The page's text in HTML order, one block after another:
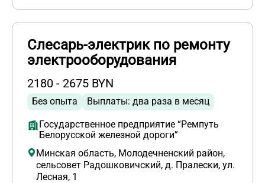
Слесарь-электрик по ремонту
электрооборудования
2180 - 2675 BYN
Без опыта Выплаты: два раза в месяц
Государственное предприятие “Ремпуть
Белорусской железной дороги”
Минская область, Молодечненский район,
сельсовет Радошковичский, д. Пралески, ул.
Лесная, 1